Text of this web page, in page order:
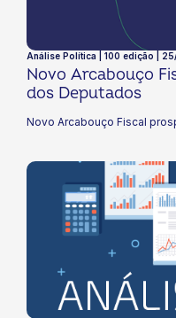
Análise Política | 100 edição |
Novo Arcabouço
dos Deputados
Novo Arcabouço Fiscal